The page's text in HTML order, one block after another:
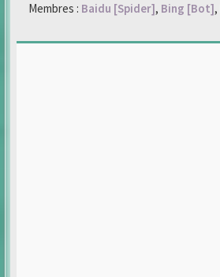
Membres : Baidu [Spider], Bing [Bot],